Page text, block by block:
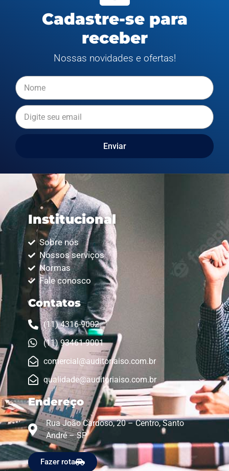
Cadastre-se para
receber
Nossas novidades e ofertas!
Enviar
Institucional
Sobre nós
Nossos serviços
Normas
Fale conosco
Contatos
(11) 4316-9002
(11) 93461-9001
comercial@auditoriaiso.com.br
qualidade@auditoriaiso.com.br
Endereço
Rua João Cardoso, 20 – Centro, Santo
André – SP
Fazer rota